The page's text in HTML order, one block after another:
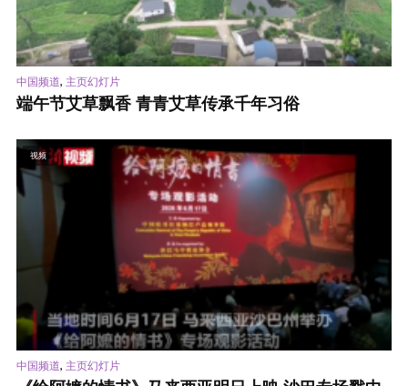
中国频道, 主页幻灯片
端午节艾草飘香 青青艾草传承千年习俗
视频
中国频道, 主页幻灯片